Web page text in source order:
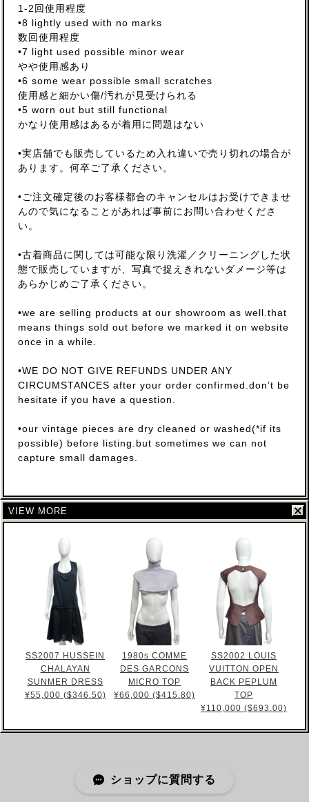
1-2回使用程度
•8 lightly used with no marks
数回使用程度
•7 light used possible minor wear
やや使用感あり
•6 some wear possible small scratches
使用感と細かい傷/汚れが見受けられる
•5 worn out but still functional
かなり使用感はあるが着用に問題はない
•実店舗でも販売しているため入れ違いで売り切れの場合が
あります。何卒ご了承ください。
•ご注文確定後のお客様都合のキャンセルはお受けできませ
んので気になることがあれば事前にお問い合わせくださ
い。
•古着商品に関しては可能な限り洗濯／クリーニングした状
態で販売していますが、写真で捉えきれないダメージ等は
あらかじめご了承ください。
•we are selling products at our showroom as well.that
means things sold out before we marked it on website
once in a while.
•WE DO NOT GIVE REFUNDS UNDER ANY
CIRCUMSTANCES after your order confirmed.don’t be
hesitate if you have a question.
•our vintage pieces are dry cleaned or washed(*if its
possible) before listing.but sometimes we can not
capture small damages.
VIEW MORE
SS2007 HUSSEIN
CHALAYAN
SUNMER DRESS
¥55,000 ($346.50)
1980s COMME
DES GARCONS
MICRO TOP
¥66,000 ($415.80)
SS2002 LOUIS
VUITTON OPEN
BACK PEPLUM
TOP
¥110,000 ($693.00)
ショップに質問する